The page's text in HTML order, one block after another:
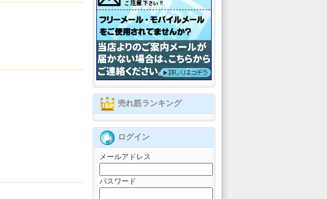
売れ筋ランキング
ログイン
メールアドレス
パスワード